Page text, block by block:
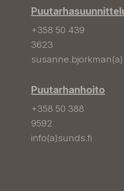
+358 50 439
3623
Puutarhanhoito
+358 50 388
9592
info(a)sunds.fi